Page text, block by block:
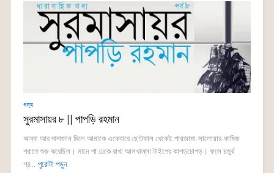
গদ্য
সুরমাসায়র ৮ || পাপড়ি রহমান
আব্বা আর দাদাজান মিলে আমাকে একেবারে ছোটকাল থেকেই পায়জামা-সালোয়ার-কামিজ
পরাতে শুরু করেছিল। মানে পা ঢেকে রাখা আলখাল্লা টাইপের কাপড়চোপড়। ফলে চতুর্থ
শ্র... পুরোটা পড়ুন